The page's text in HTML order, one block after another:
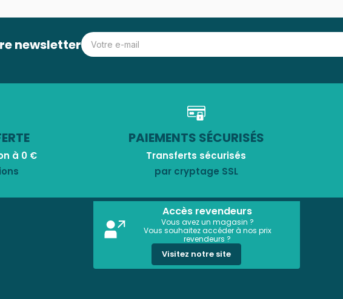
newsletter
à 0 €
PAIEMENTS SÉCURISÉS
Transferts sécurisés
par cryptage SSL
Accès revendeurs
Vous avez un magasin ?
Vous souhaitez accéder à nos prix
revendeurs ?
Visitez notre site